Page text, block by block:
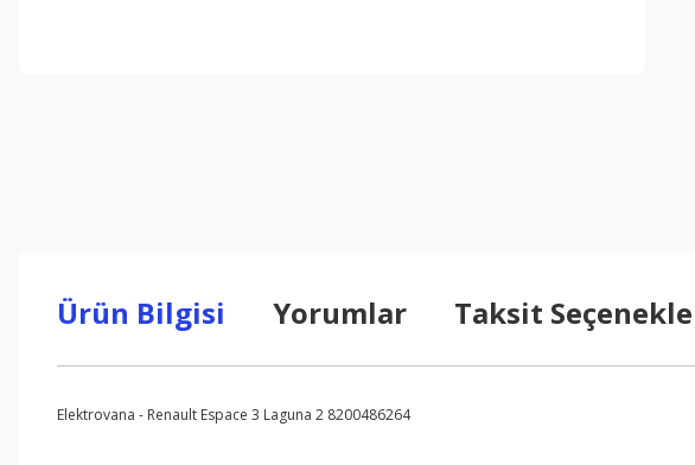
Ürün Bilgisi Yorumlar Taksit
Elektrovana - Renault Espace 3 Laguna 2 8200486264